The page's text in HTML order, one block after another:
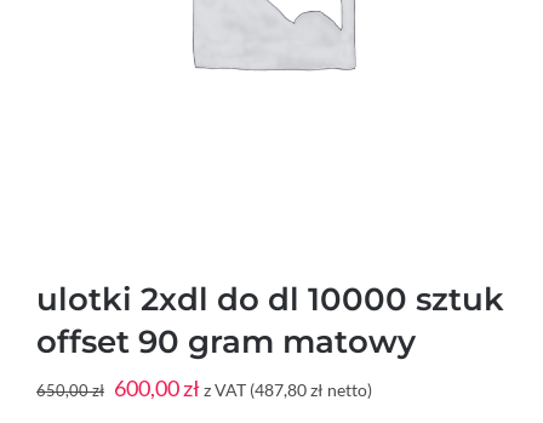
ulotki 2xdl do dl 10000 sztuk
offset 90 gram matowy
650,00zł Pierwotna
600,00złAktualna
z VAT (487,80zł netto)